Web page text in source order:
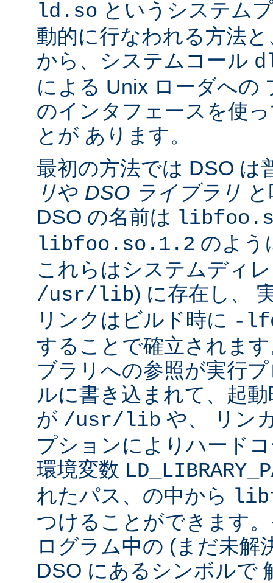
ld.so というシステム
動的に行なわれる方法
から、システムコール
による Unix ローダへの
のインタフェースを使
とが あります。
最初の方法では DSO は
リや DSO ライブラリ
DSO の名前は
libfoo.so.1.2 のよう
これらはシステムディ
/usr/lib) に存在し、
リンクはビルド時に -
することで確立されま
ブラリへの参照が実行
ルに書き込まれて、起
が /usr/lib や、 リン
プションによりハード
環境変数
れたパス、の中から
つけることができます
ログラム中の (まだ未解
DSO にあるシンボルで